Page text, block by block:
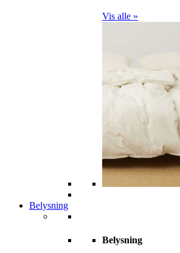
Vis alle »
Belysning
Belysning